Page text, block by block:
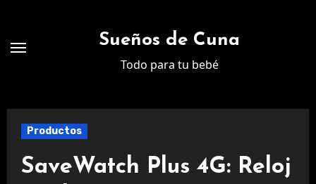
contenido
Sueños de Cuna
Todo para tu bebé
Productos
SaveWatch Plus 4G: Reloj